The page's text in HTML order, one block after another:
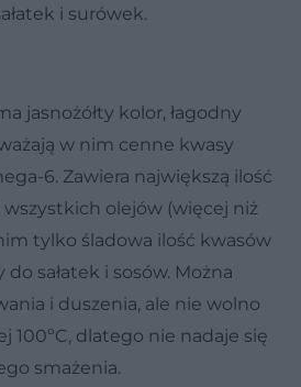
i surówek.
jasnożółty kolor, łagodny
w nim cenne kwasy
6. Zawiera największą ilość
olejów (więcej niż
tylko śladowa ilość kwasów
do sałatek i sosów. Można
i duszenia, ale nie wolno
100ºC, dlatego nie nadaje się
smażenia.